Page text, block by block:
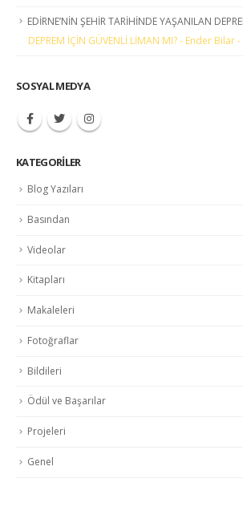
EDİRNE’NİN ŞEHİR TARİHİNDE YAŞANILAN
DEPREM İÇİN GÜVENLİ LİMAN MI? - Ender Bilar
SOSYAL MEDYA
KATEGORILER
Blog Yazıları
Basından
Videolar
Kitapları
Makaleleri
Fotoğraflar
Bildileri
Ödül ve Başarılar
Projeleri
Genel